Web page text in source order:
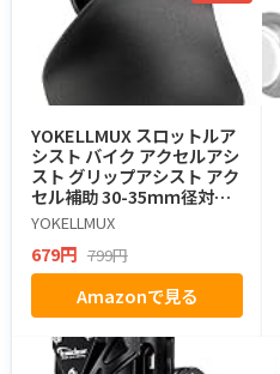
YOKELLMUX スロットルア
シスト バイク アクセルアシ
スト グリップアシスト アク
セル補助 30-35ｍｍ径対応
耐久性 1個入り
YOKELLMUX
679円 799円
Amazonで見る